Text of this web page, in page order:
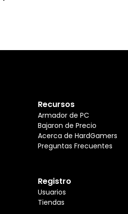
Recursos
Armador de PC
Bajaron de Precio
Acerca de HardGamers
Preguntas Frecuentes
Registro
Usuarios
Tiendas